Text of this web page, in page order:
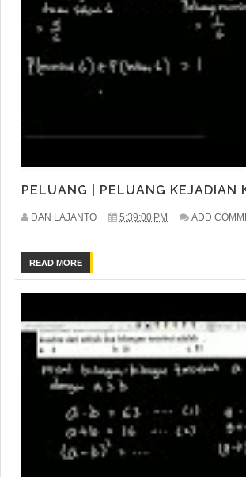
PELUANG | PELUANG KEJADIAN
DAN LAJANTO 5:39:00 PM ADD
READ MORE